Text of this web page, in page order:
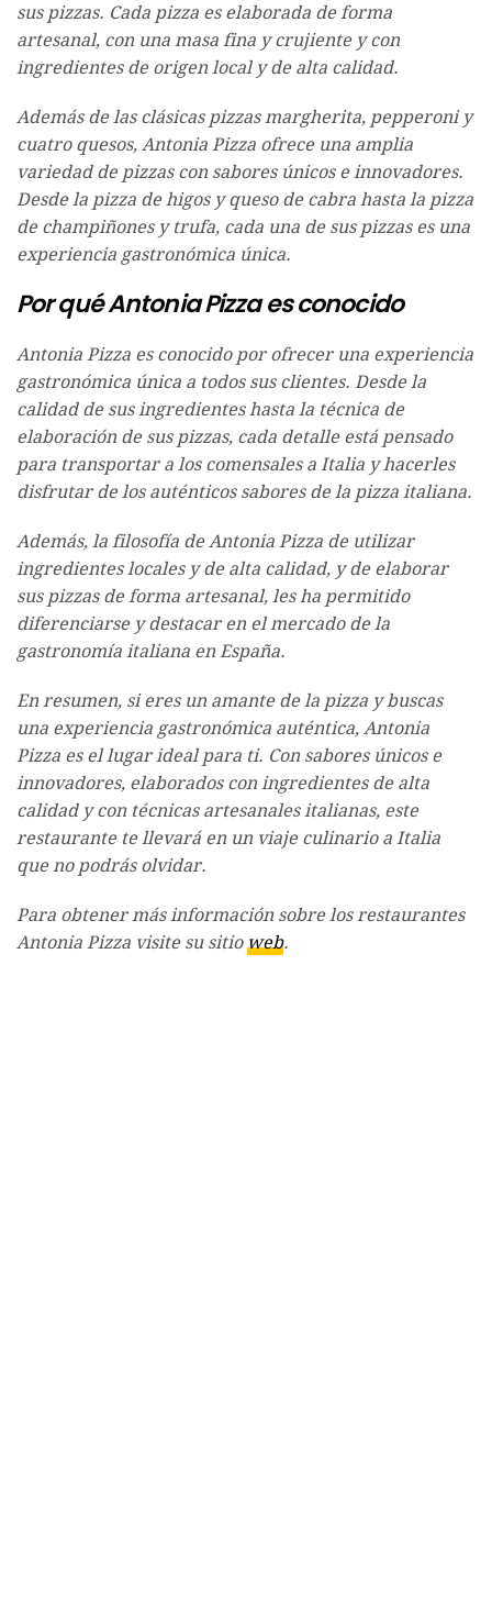
sus pizzas. Cada pizza es elaborada de forma
artesanal, con una masa fina y crujiente y con
ingredientes de origen local y de alta calidad.
Además de las clásicas pizzas margherita, pepperoni y
cuatro quesos, Antonia Pizza ofrece una amplia
variedad de pizzas con sabores únicos e innovadores.
Desde la pizza de higos y queso de cabra hasta la pizza
de champiñones y trufa, cada una de sus pizzas es una
experiencia gastronómica única.
Por qué Antonia Pizza es conocido
Antonia Pizza es conocido por ofrecer una experiencia
gastronómica única a todos sus clientes. Desde la
calidad de sus ingredientes hasta la técnica de
elaboración de sus pizzas, cada detalle está pensado
para transportar a los comensales a Italia y hacerles
disfrutar de los auténticos sabores de la pizza italiana.
Además, la filosofía de Antonia Pizza de utilizar
ingredientes locales y de alta calidad, y de elaborar
sus pizzas de forma artesanal, les ha permitido
diferenciarse y destacar en el mercado de la
gastronomía italiana en España.
En resumen, si eres un amante de la pizza y buscas
una experiencia gastronómica auténtica, Antonia
Pizza es el lugar ideal para ti. Con sabores únicos e
innovadores, elaborados con ingredientes de alta
calidad y con técnicas artesanales italianas, este
restaurante te llevará en un viaje culinario a Italia
que no podrás olvidar.
Para obtener más información sobre los restaurantes
Antonia Pizza visite su sitioweb.